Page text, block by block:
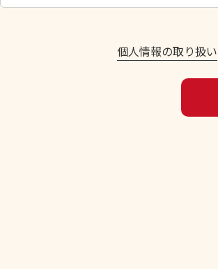
だ
個人情報の取り扱い